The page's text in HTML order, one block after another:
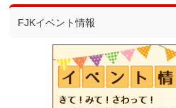
FJKイベント情報